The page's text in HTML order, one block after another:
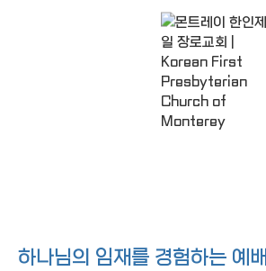
주일예배
하나님의 임재를 경험하는 예배